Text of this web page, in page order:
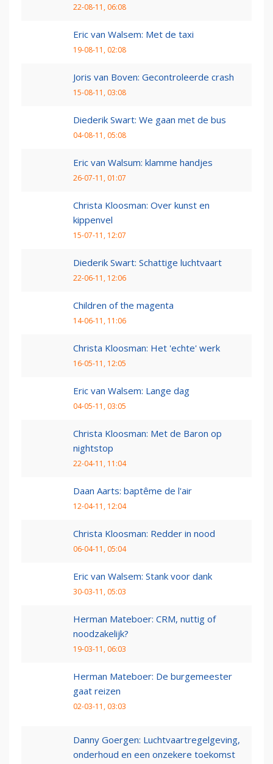
22-08-11, 06:08
Eric van Walsem: Met de taxi
19-08-11, 02:08
Joris van Boven: Gecontroleerde crash
15-08-11, 03:08
Diederik Swart: We gaan met de bus
04-08-11, 05:08
Eric van Walsum: klamme handjes
26-07-11, 01:07
Christa Kloosman: Over kunst en
kippenvel
15-07-11, 12:07
Diederik Swart: Schattige luchtvaart
22-06-11, 12:06
Children of the magenta
14-06-11, 11:06
Christa Kloosman: Het 'echte' werk
16-05-11, 12:05
Eric van Walsem: Lange dag
04-05-11, 03:05
Christa Kloosman: Met de Baron op
nightstop
22-04-11, 11:04
Daan Aarts: baptême de l'air
12-04-11, 12:04
Christa Kloosman: Redder in nood
06-04-11, 05:04
Eric van Walsem: Stank voor dank
30-03-11, 05:03
Herman Mateboer: CRM, nuttig of
noodzakelijk?
19-03-11, 06:03
Herman Mateboer: De burgemeester
gaat reizen
02-03-11, 03:03
Danny Goergen: Luchtvaartregelgeving,
onderhoud en een onzekere toekomst